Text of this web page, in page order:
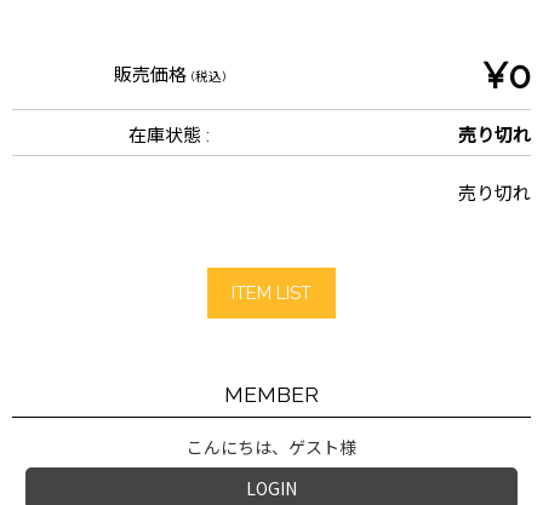
販売価格 (税込) ¥0
在庫状態 : 売り切れ
売り切れ
ITEM LIST
MEMBER
こんにちは、ゲスト様
LOGIN